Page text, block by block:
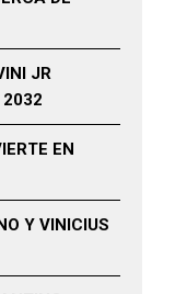
JR
2032
EN
Y VINICIUS